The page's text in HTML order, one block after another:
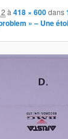
à418 × 600dans
» – Une